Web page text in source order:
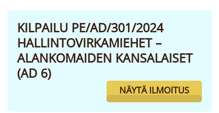
KILPAILU PE/AD/301/2024
HALLINTOVIRKAMIEHET –
ALANKOMAIDEN KANSALAISET
(AD 6)
NÄYTÄ ILMOITUS